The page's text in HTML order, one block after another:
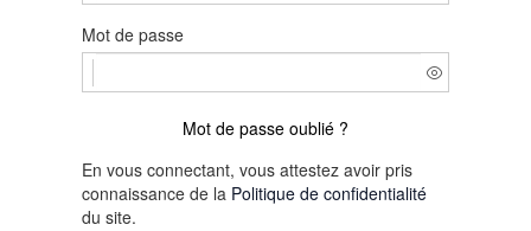
Mot de passe
Mot de passe oublié ?
En vous connectant, vous attestez avoir pris
connaissance de la Politique de confidentialité
du site.